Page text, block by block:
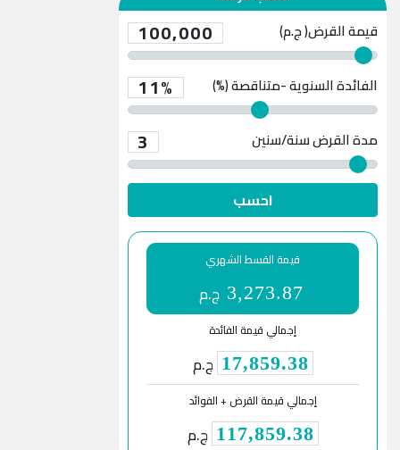
قيمة القرض( ج.م) 100,000
الفائدة السنوية -متناقصة (%) 11%
مدة القرض 3 سنة/سنين
احسب
قيمة القسط الشهري
3,273.87 ج.م
إجمالي قيمة الفائدة
17,859.38 ج.م
إجمالي قيمة القرض + الفوائد
117,859.38 ج.م